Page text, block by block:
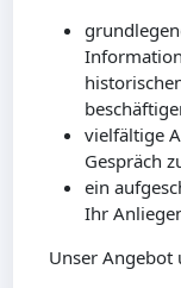
vielfältige
Gespräch
ein
Ihr
Unser Angebot